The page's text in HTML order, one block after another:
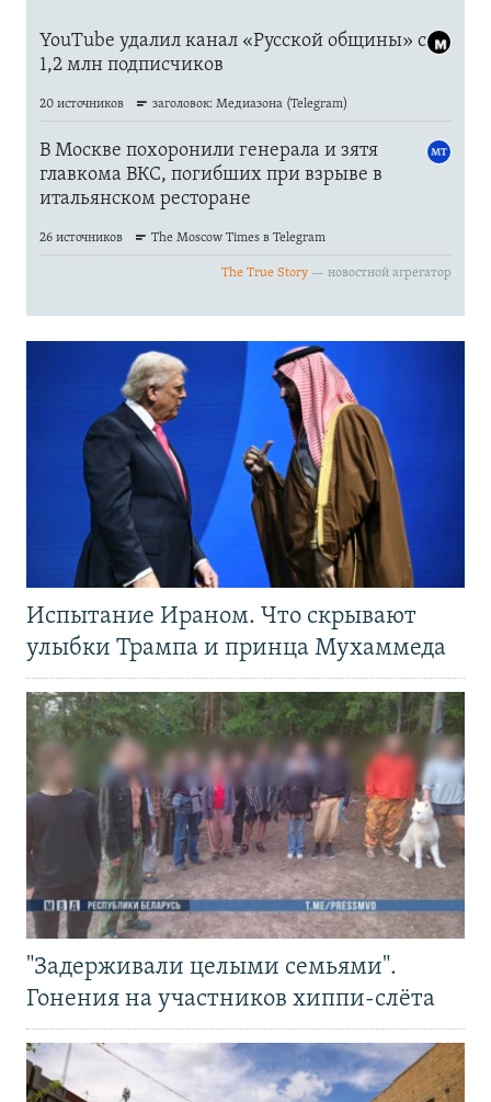
Испытание Ираном. Что скрывают
улыбки Трампа и принца Мухаммеда
"Задерживали целыми семьями".
Гонения на участников хиппи-слёта